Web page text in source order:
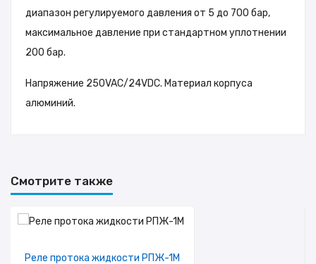
диапазон регулируемого давления от 5 до 700 бар,
максимальное давление при стандартном уплотнении
200 бар.
Напряжение 250VAC/24VDC. Материал корпуса
алюминий.
Смотрите также
Реле протока жидкости РПЖ-1М